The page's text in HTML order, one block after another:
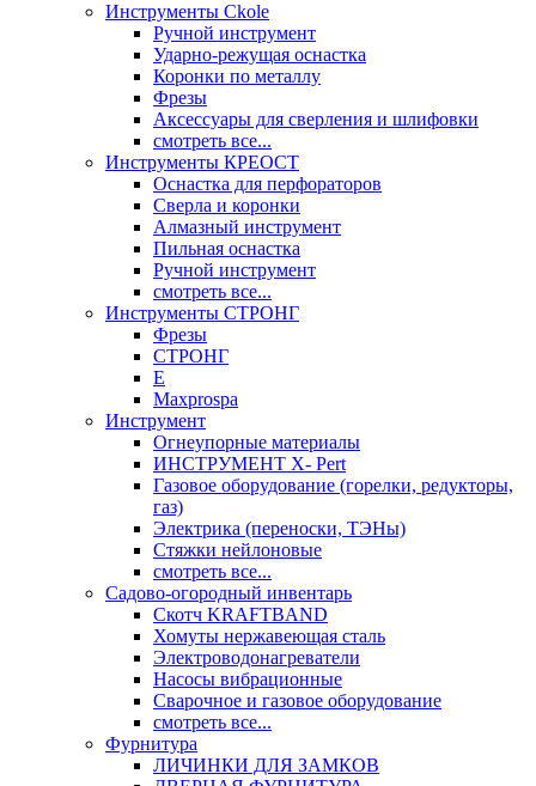
Инструменты Ckole
Ручной инструмент
Ударно‑режущая оснастка
Коронки по металлу
Фрезы
Аксессуары для сверления и шлифовки
смотреть все...
Инструменты КРЕОСТ
Оснастка для перфораторов
Сверла и коронки
Алмазный инструмент
Пильная оснастка
Ручной инструмент
смотреть все...
Инструменты СТРОНГ
Фрезы
СТРОНГ
Е
Maxprospa
Инструмент
Огнеупорные материалы
ИНСТРУМЕНТ X- Pert
Газовое оборудование (горелки, редукторы,
газ)
Электрика (переноски, ТЭНы)
Стяжки нейлоновые
смотреть все...
Садово-огородный инвентарь
Скотч KRAFTBAND
Хомуты нержавеющая сталь
Электроводонагреватели
Насосы вибрационные
Сварочное и газовое оборудование
смотреть все...
Фурнитура
ЛИЧИНКИ ДЛЯ ЗАМКОВ